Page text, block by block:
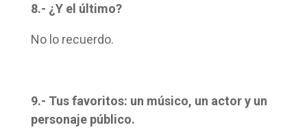
8.- ¿Y el último?
No lo recuerdo.
9.- Tus favoritos: un músico, un actor y un
personaje público.